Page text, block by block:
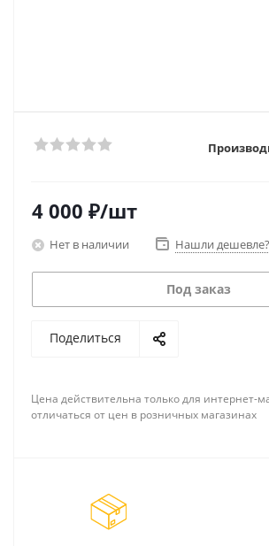
4 000 ₽/шт
Нет в наличии Нашли дешевле?
Под заказ
Поделиться
Цена действительна только для интернет-
отличаться от цен в розничных магазинах